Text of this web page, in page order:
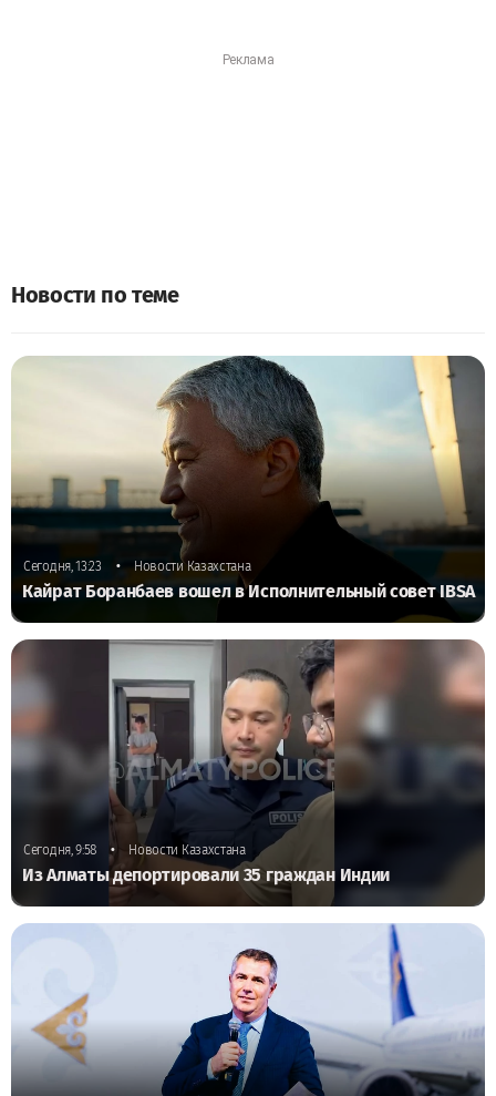
Новости по теме
Сегодня, 13:23 • Новости Казахстана
Кайрат Боранбаев вошел в Исполнительный совет IBSA
Сегодня, 9:58 • Новости Казахстана
Из Алматы депортировали 35 граждан Индии